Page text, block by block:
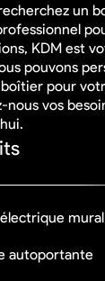
un
KDM est
pouvons
pour
nous vos
mural
autoportante